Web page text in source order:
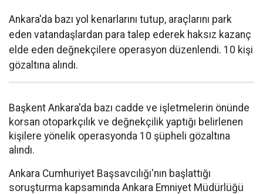
Ankara'da bazı yol kenarlarını tutup, araçlarını park
eden vatandaşlardan para talep ederek haksız kazanç
elde eden değnekçilere operasyon düzenlendi. 10 kişi
gözaltına alındı.
Başkent Ankara'da bazı cadde ve işletmelerin önünde
korsan otoparkçılık ve değnekçilik yaptığı belirlenen
kişilere yönelik operasyonda 10 şüpheli gözaltına
alındı.
Ankara Cumhuriyet Başsavcılığı'nın başlattığı
soruşturma kapsamında Ankara Emniyet Müdürlüğü